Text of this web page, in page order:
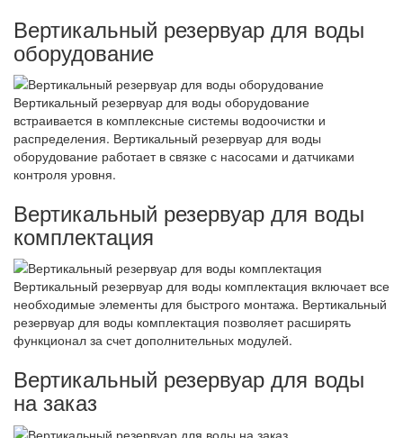
Вертикальный резервуар для воды
оборудование
Вертикальный резервуар для воды оборудование
встраивается в комплексные системы водоочистки и
распределения. Вертикальный резервуар для воды
оборудование работает в связке с насосами и датчиками
контроля уровня.
Вертикальный резервуар для воды
комплектация
Вертикальный резервуар для воды комплектация включает все
необходимые элементы для быстрого монтажа. Вертикальный
резервуар для воды комплектация позволяет расширять
функционал за счет дополнительных модулей.
Вертикальный резервуар для воды
на заказ